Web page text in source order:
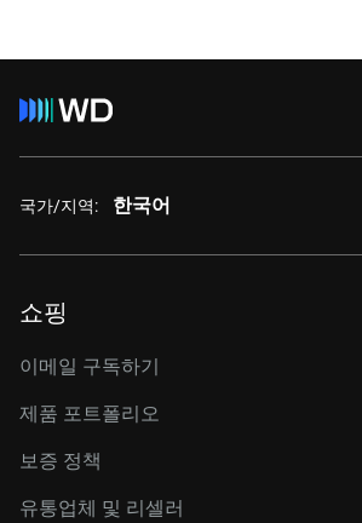
국가/지역: 한국어
쇼핑
이메일 구독하기
제품 포트폴리오
보증 정책
유통업체 및 리셀러